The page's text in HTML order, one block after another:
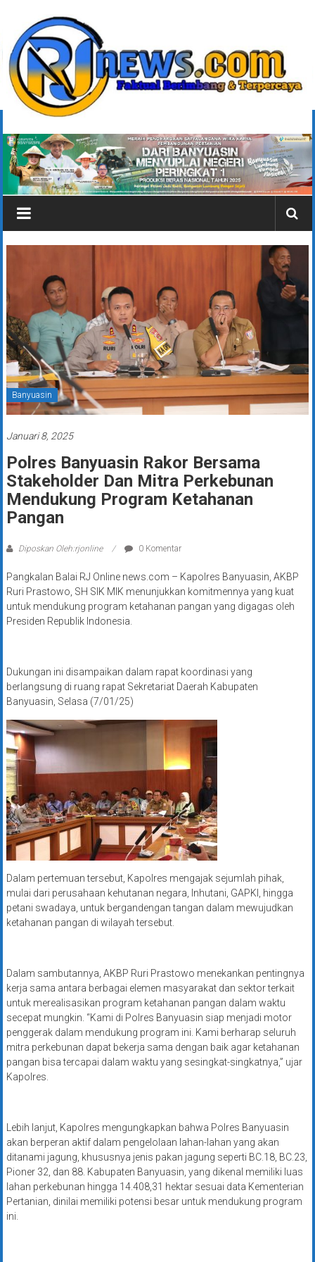
konten
rjonlinenews.com
Faktual
Berimbang
dan
Terpercaya
Banyuasin
Januari 8, 2025
Polres Banyuasin Rakor Bersama
Stakeholder Dan Mitra Perkebunan
Mendukung Program Ketahanan
Pangan
Diposkan Oleh:rjonline 0 Komentar
Pangkalan Balai RJ Online news.com – Kapolres Banyuasin, AKBP
Ruri Prastowo, SH SIK MIK menunjukkan komitmennya yang kuat
untuk mendukung program ketahanan pangan yang digagas oleh
Presiden Republik Indonesia.
Dukungan ini disampaikan dalam rapat koordinasi yang
berlangsung di ruang rapat Sekretariat Daerah Kabupaten
Banyuasin, Selasa (7/01/25)
Dalam pertemuan tersebut, Kapolres mengajak sejumlah pihak,
mulai dari perusahaan kehutanan negara, Inhutani, GAPKI, hingga
petani swadaya, untuk bergandengan tangan dalam mewujudkan
ketahanan pangan di wilayah tersebut.
Dalam sambutannya, AKBP Ruri Prastowo menekankan pentingnya
kerja sama antara berbagai elemen masyarakat dan sektor terkait
untuk merealisasikan program ketahanan pangan dalam waktu
secepat mungkin. “Kami di Polres Banyuasin siap menjadi motor
penggerak dalam mendukung program ini. Kami berharap seluruh
mitra perkebunan dapat bekerja sama dengan baik agar ketahanan
pangan bisa tercapai dalam waktu yang sesingkat-singkatnya,” ujar
Kapolres.
Lebih lanjut, Kapolres mengungkapkan bahwa Polres Banyuasin
akan berperan aktif dalam pengelolaan lahan-lahan yang akan
ditanami jagung, khususnya jenis pakan jagung seperti BC.18, BC.23,
Pioner 32, dan 88. Kabupaten Banyuasin, yang dikenal memiliki luas
lahan perkebunan hingga 14.408,31 hektar sesuai data Kementerian
Pertanian, dinilai memiliki potensi besar untuk mendukung program
ini.